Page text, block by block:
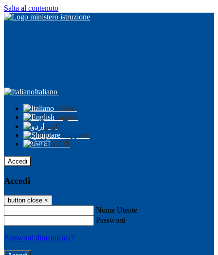
Salta al contenuto
Italiano
Italiano
English
اردو
Shqiptare
ਪੰਜਾਬੀ
Accedi
Accedi
button close ×
Nome Utente
Password
Password dimenticata?